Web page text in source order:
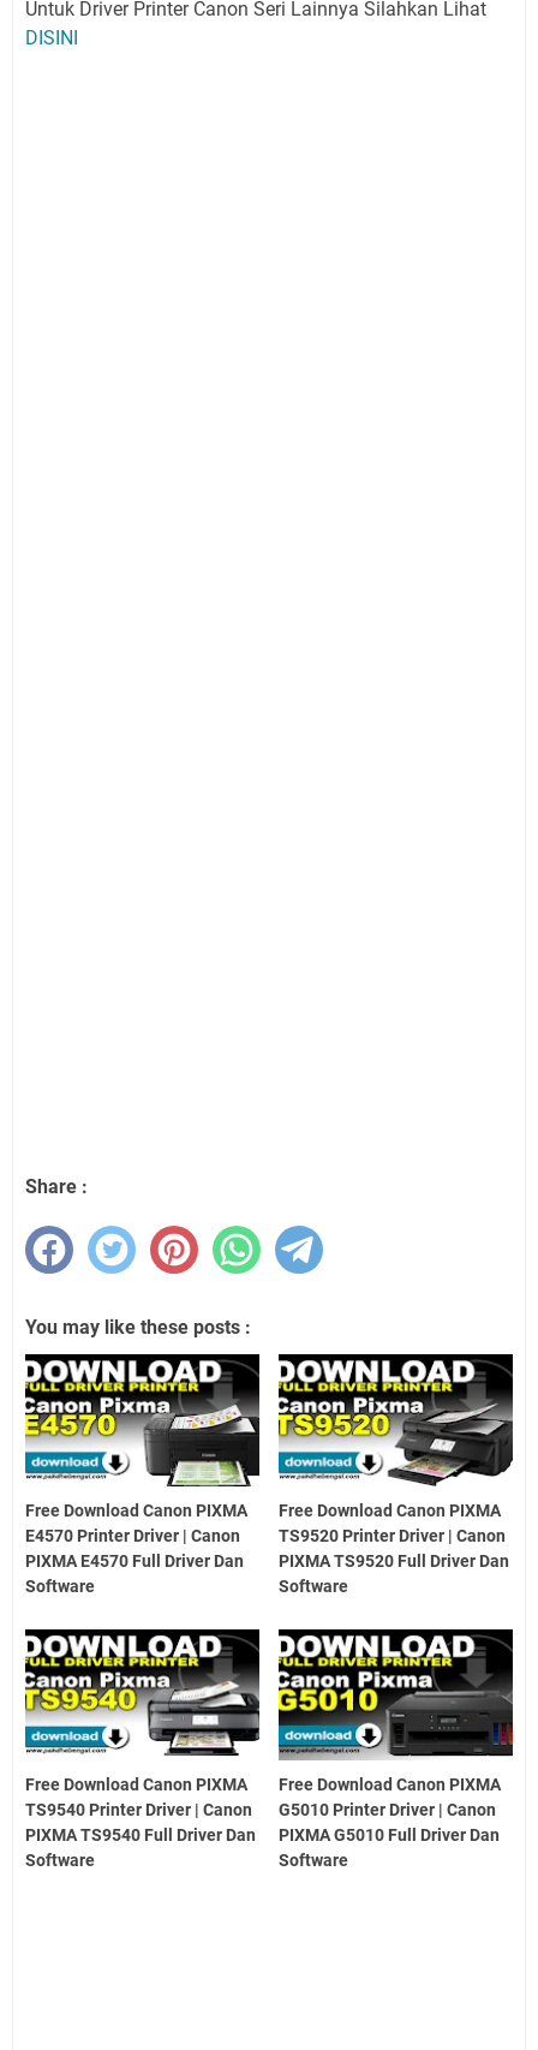
Untuk Driver Printer Canon Seri Lainnya Silahkan Lihat
DISINI
Share :
You may like these posts :
Free Download Canon PIXMA
E4570 Printer Driver | Canon
PIXMA E4570 Full Driver Dan
Software
Free Download Canon PIXMA
TS9520 Printer Driver | Canon
PIXMA TS9520 Full Driver Dan
Software
Free Download Canon PIXMA
TS9540 Printer Driver | Canon
PIXMA TS9540 Full Driver Dan
Software
Free Download Canon PIXMA
G5010 Printer Driver | Canon
PIXMA G5010 Full Driver Dan
Software